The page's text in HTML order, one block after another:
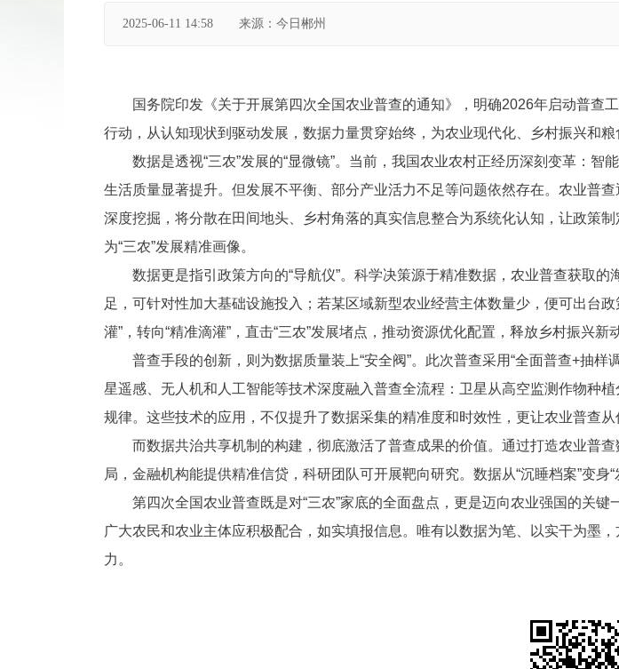
2025-06-11 14:58 来源：今日郴州
国务院印发《关于开展第四次全国农业普查的通知》，明确2026年启动普查
行动，从认知现状到驱动发展，数据力量贯穿始终，为农业现代化、乡村振兴和粮
数据是透视“三农”发展的“显微镜”。当前，我国农业农村正经历深刻变革：
生活质量显著提升。但发展不平衡、部分产业活力不足等问题依然存在。农业普
深度挖掘，将分散在田间地头、乡村角落的真实信息整合为系统化认知，让政策
为“三农”发展精准画像。
数据更是指引政策方向的“导航仪”。科学决策源于精准数据，农业普查获取
足，可针对性加大基础设施投入；若某区域新型农业经营主体数量少，便可出台
灌”，转向“精准滴灌”，直击“三农”发展堵点，推动资源优化配置，释放乡村振兴新
普查手段的创新，则为数据质量装上“安全阀”。此次普查采用“全面普查+抽
星遥感、无人机和人工智能等技术深度融入普查全流程：卫星从高空监测作物种
规律。这些技术的应用，不仅提升了数据采集的精准度和时效性，更让农业普查从
而数据共治共享机制的构建，彻底激活了普查成果的价值。通过打造农业普
局，金融机构能提供精准信贷，科研团队可开展靶向研究。数据从“沉睡档案”变身
第四次全国农业普查既是对“三农”家底的全面盘点，更是迈向农业强国的关
广大农民和农业主体应积极配合，如实填报信息。唯有以数据为笔、以实干为墨
力。